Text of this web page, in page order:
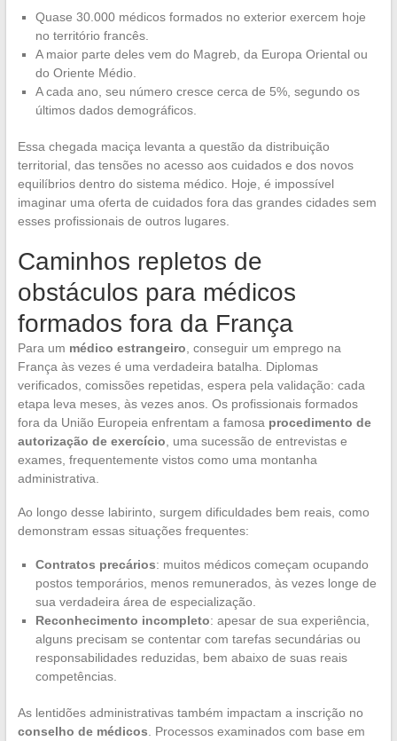
Quase 30.000 médicos formados no exterior exercem hoje
no território francês.
A maior parte deles vem do Magreb, da Europa Oriental ou
do Oriente Médio.
A cada ano, seu número cresce cerca de 5%, segundo os
últimos dados demográficos.
Essa chegada maciça levanta a questão da distribuição
territorial, das tensões no acesso aos cuidados e dos novos
equilíbrios dentro do sistema médico. Hoje, é impossível
imaginar uma oferta de cuidados fora das grandes cidades sem
esses profissionais de outros lugares.
Caminhos repletos de
obstáculos para médicos
formados fora da França
Para um médico estrangeiro , conseguir um emprego na
França às vezes é uma verdadeira batalha. Diplomas
verificados, comissões repetidas, espera pela validação: cada
etapa leva meses, às vezes anos. Os profissionais formados
fora da União Europeia enfrentam a famosa procedimento de
autorização de exercício , uma sucessão de entrevistas e
exames, frequentemente vistos como uma montanha
administrativa.
Ao longo desse labirinto, surgem dificuldades bem reais, como
demonstram essas situações frequentes:
Contratos precários: muitos médicos começam ocupando
postos temporários, menos remunerados, às vezes longe de
sua verdadeira área de especialização.
Reconhecimento incompleto: apesar de sua experiência,
alguns precisam se contentar com tarefas secundárias ou
responsabilidades reduzidas, bem abaixo de suas reais
competências.
As lentidões administrativas também impactam a inscrição no
conselho de médicos . Processos examinados com base em